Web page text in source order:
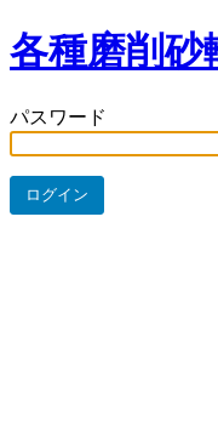
各種磨削砂
パスワード